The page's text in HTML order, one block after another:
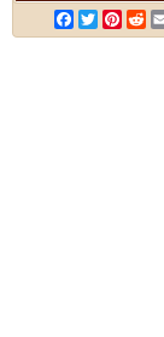
Facebook
Twitter